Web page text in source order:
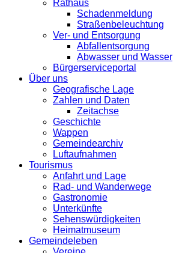
Rathaus
Schadenmeldung
Straßenbeleuchtung
Ver- und Entsorgung
Abfallentsorgung
Abwasser und Wasser
Bürgerserviceportal
Über uns
Geografische Lage
Zahlen und Daten
Zeitachse
Geschichte
Wappen
Gemeindearchiv
Luftaufnahmen
Tourismus
Anfahrt und Lage
Rad- und Wanderwege
Gastronomie
Unterkünfte
Sehenswürdigkeiten
Heimatmuseum
Gemeindeleben